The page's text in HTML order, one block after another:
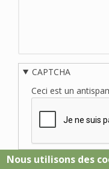
CAPTCHA
Ceci est un
Nous utilisons des